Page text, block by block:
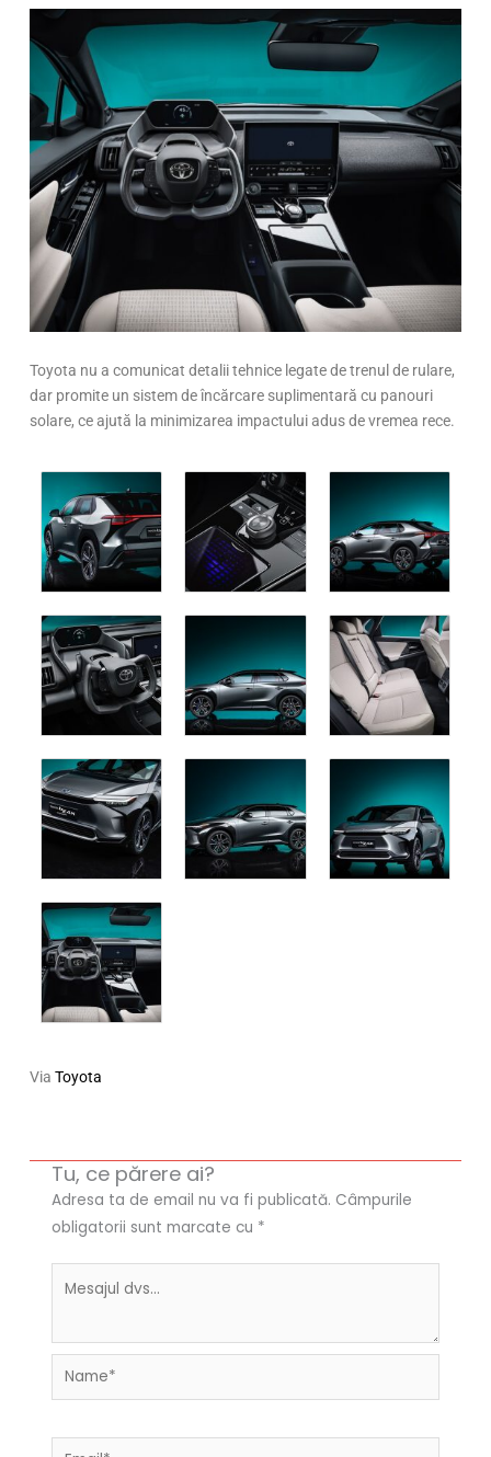
Toyota nu a comunicat detalii tehnice legate de trenul de rulare,
dar promite un sistem de încărcare suplimentară cu panouri
solare, ce ajută la minimizarea impactului adus de vremea rece.
ViaToyota
Tu, ce părere ai?
Adresa ta de email nu va fi publicată. Câmpurile
obligatorii sunt marcate cu *
Name*
Email*